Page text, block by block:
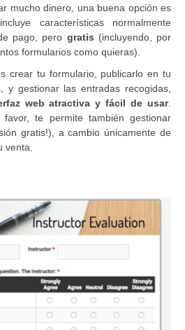
mucho dinero, una buena opción es
características normalmente
pago, pero gratis (incluyendo, por
formularios como quieras).
crear tu formulario, publicarlo en tu
y gestionar las entradas recogidas,
web atractiva y fácil de usar.
te permite también gestionar
gratis!), a cambio únicamente de
venta.